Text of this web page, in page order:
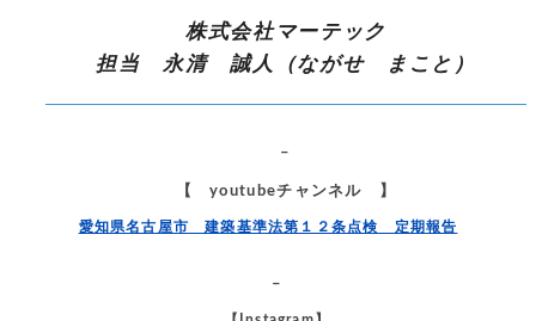
株式会社マーテック
担当 永清 誠人（ながせ まこと）
–
【 youtubeチャンネル 】
愛知県名古屋市 建築基準法第１２条点検 定期報告
–